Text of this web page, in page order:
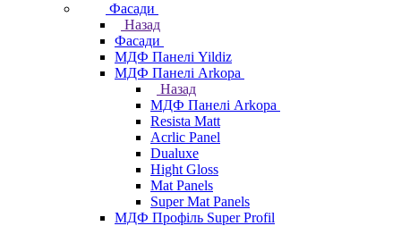
Фасади
Назад
Фасади
МДФ Панелі Yildiz
МДФ Панелі Arkopa
Назад
МДФ Панелі Arkopa
Resista Matt
Acrlic Panel
Dualuxe
Hight Gloss
Mat Panels
Super Mat Panels
МДФ Профіль Super Profil